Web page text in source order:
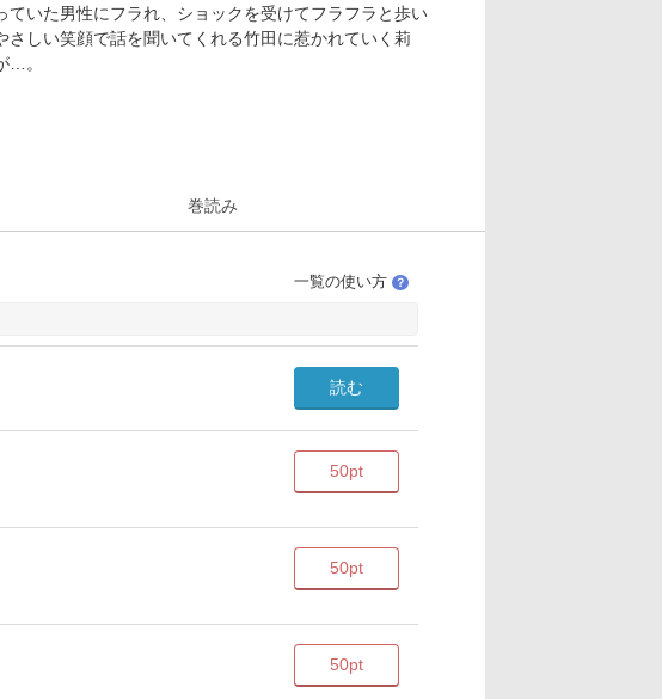
いた男性にフラれ、ショックを受けてフラフラと歩い
しい笑顔で話を聞いてくれる竹田に惹かれていく莉
…。
巻読み
一覧の使い方 ？
読む
50pt
50pt
50pt